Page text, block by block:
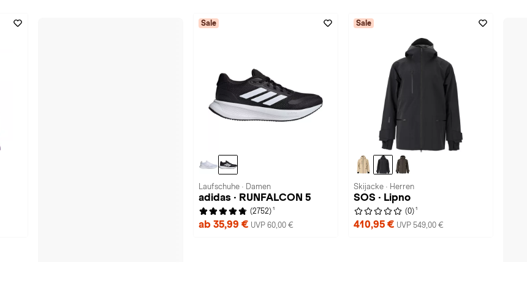
Sale
Laufschuhe · Damen
adidas · RUNFALCON 5
(2752) 1
ab 35,99 € UVP 60,00 €
Sale
Skijacke · Herren
SOS · Lipno
(0) 1
410,95 € UVP 549,00 €